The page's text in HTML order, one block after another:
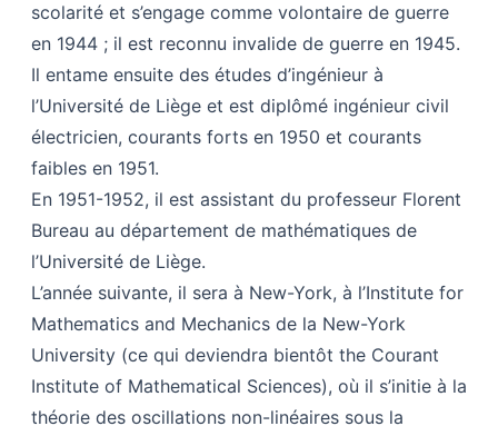
scolarité et s’engage comme volontaire de guerre
en 1944 ; il est reconnu invalide de guerre en 1945.
Il entame ensuite des études d’ingénieur à
l’Université de Liège et est diplômé ingénieur civil
électricien, courants forts en 1950 et courants
faibles en 1951.
En 1951-1952, il est assistant du professeur Florent
Bureau au département de mathématiques de
l’Université de Liège.
L’année suivante, il sera à New-York, à l’Institute for
Mathematics and Mechanics de la New-York
University (ce qui deviendra bientôt the Courant
Institute of Mathematical Sciences), où il s’initie à la
théorie des oscillations non-linéaires sous la